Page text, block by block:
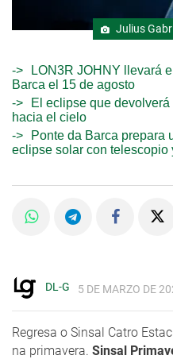
Julius
LON3R JOHNY llevará
Barca el 15 de agosto
El eclipse que
hacia el cielo
Ponte da Barca prepara
eclipse solar con telescopio
DL-G 5 DE MARZO DE
Regresa o Sinsal Catro
na primavera. Sinsal